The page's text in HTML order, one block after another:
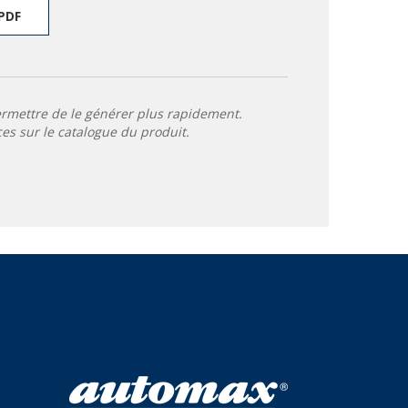
de le générer plus rapidement.
sur le catalogue du produit.